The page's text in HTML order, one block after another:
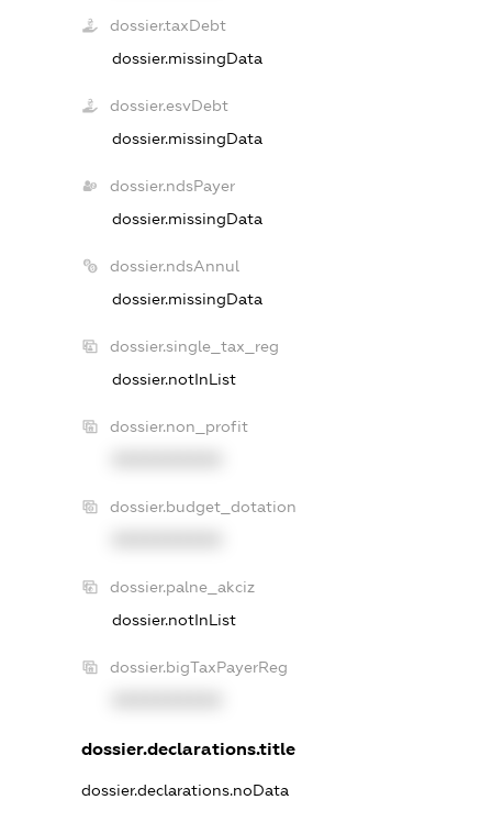
dossier.taxDebt
dossier.missingData
dossier.esvDebt
dossier.missingData
dossier.ndsPayer
dossier.missingData
dossier.ndsAnnul
dossier.missingData
dossier.single_tax_reg
dossier.notInList
dossier.non_profit
dossier.budget_dotation
dossier.palne_akciz
dossier.notInList
dossier.bigTaxPayerReg
dossier.declarations.title
dossier.declarations.noData